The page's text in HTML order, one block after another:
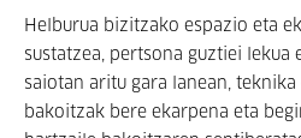
Helburua bizitzako espazio eta
sustatzea, pertsona guztiei lekua
saiotan aritu gara lanean,
bakoitzak bere ekarpena eta